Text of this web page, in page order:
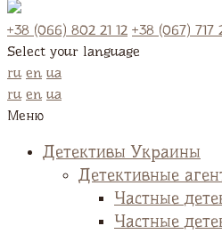
+38 (066) 802 21 12 +38 (067) 717
Select your language
ru en ua
ru en ua
Меню
Детективы Украины
Детективные
Частные
Частные